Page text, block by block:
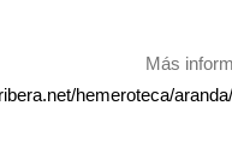
Más
hemeroteca/